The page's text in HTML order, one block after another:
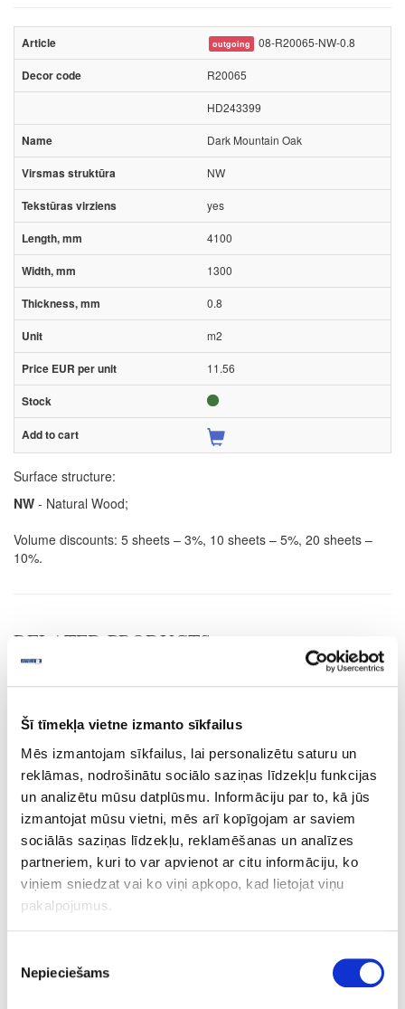
Šī tīmekļa vietne izmanto sīkfailus
Mēs izmantojam sīkfailus, lai personalizētu saturu un
reklāmas, nodrošinātu sociālo saziņas līdzekļu funkcijas
un analizētu mūsu datplūsmu. Informāciju par to, kā jūs
izmantojat mūsu vietni, mēs arī kopīgojam ar saviem
sociālās saziņas līdzekļu, reklamēšanas un analīzes
partneriem, kuri to var apvienot ar citu informāciju, ko
viņiem sniedzat vai ko viņi apkopo, kad lietojat viņu
pakalpojumus.
izvēle
Nepieciešams
outgoing 08-R20065-NW-0.8
R20065
HD243399
Dark Mountain Oak
NW
yes
4100
1300
0.8
m2
11.56
Surface structure:
NW - Natural Wood;
Volume discounts: 5 sheets – 3%, 10 sheets – 5%, 20 sheets –
10%.
RELATED PRODUCTS
Wood and fantasy decors
10-HD243399-22-1
HD243399/R20065/H3399
MO